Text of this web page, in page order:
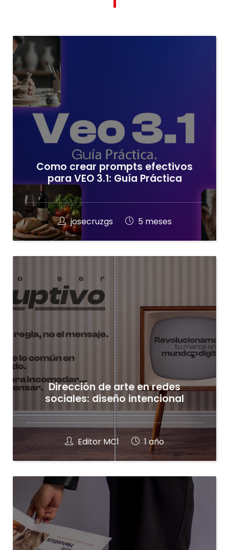
Como crear prompts efectivos
para VEO 3.1: Guía Práctica
josecruzgs 5 meses
Dirección de arte en redes
sociales: diseño intencional
Editor MC1 1 año